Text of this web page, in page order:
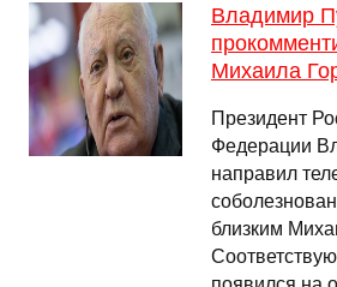
Владимир
Михаила
Президент
Федерации
направил
близким